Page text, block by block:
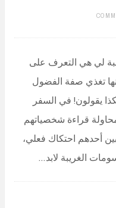
لي هي التعرف على
تغذي صفة الفضول
يقولون! في السفر
قراءة شخصياتهم
أحدهم احتكاك فعلي،
الغريبة لابد…